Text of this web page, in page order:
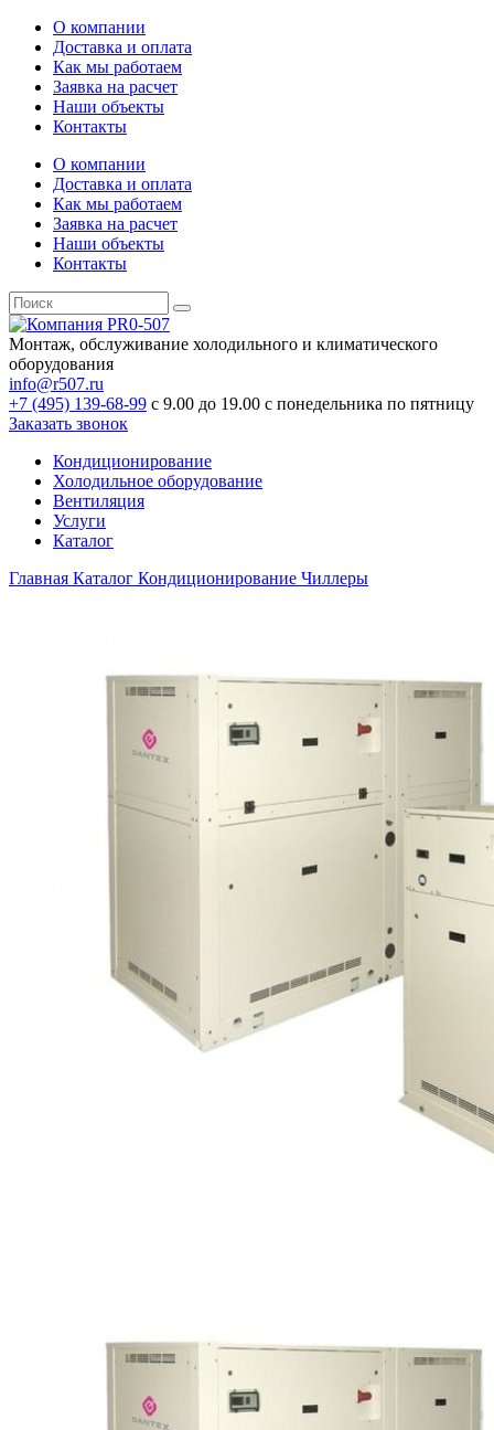
О компании
Доставка и оплата
Как мы работаем
Заявка на расчет
Наши объекты
Контакты
О компании
Доставка и оплата
Как мы работаем
Заявка на расчет
Наши объекты
Контакты
Монтаж, обслуживание холодильного и климатического
оборудования
info@r507.ru
+7 (495) 139-68-99 с 9.00 до 19.00 с понедельника по пятницу
Заказать звонок
Кондиционирование
Холодильное оборудование
Вентиляция
Услуги
Каталог
Главная Каталог Кондиционирование Чиллеры